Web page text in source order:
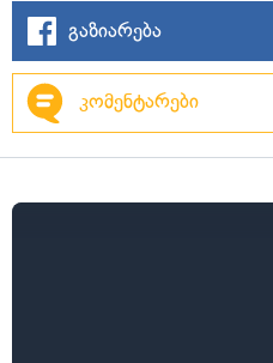
გაზიარება
კომენტარები